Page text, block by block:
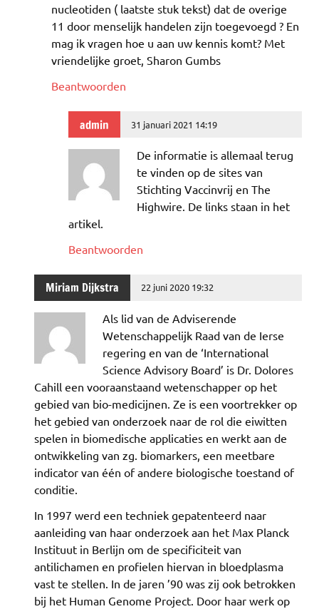
nucleotiden ( laatste stuk tekst) dat de overige
11 door menselijk handelen zijn toegevoegd ? En
mag ik vragen hoe u aan uw kennis komt? Met
vriendelijke groet, Sharon Gumbs
Beantwoorden
admin 31 januari 2021 14:19
De informatie is allemaal terug
te vinden op de sites van
Stichting Vaccinvrij en The
Highwire. De links staan in het
artikel.
Beantwoorden
Miriam Dijkstra 22 juni 2020 19:32
Als lid van de Adviserende
Wetenschappelijk Raad van de Ierse
regering en van de ‘International
Science Advisory Board’ is Dr. Dolores
Cahill een vooraanstaand wetenschapper op het
gebied van bio-medicijnen. Ze is een voortrekker op
het gebied van onderzoek naar de rol die eiwitten
spelen in biomedische applicaties en werkt aan de
ontwikkeling van zg. biomarkers, een meetbare
indicator van één of andere biologische toestand of
conditie.
In 1997 werd een techniek gepatenteerd naar
aanleiding van haar onderzoek aan het Max Planck
Instituut in Berlijn om de specificiteit van
antilichamen en profielen hiervan in bloedplasma
vast te stellen. In de jaren ’90 was zij ook betrokken
bij het Human Genome Project. Door haar werk op